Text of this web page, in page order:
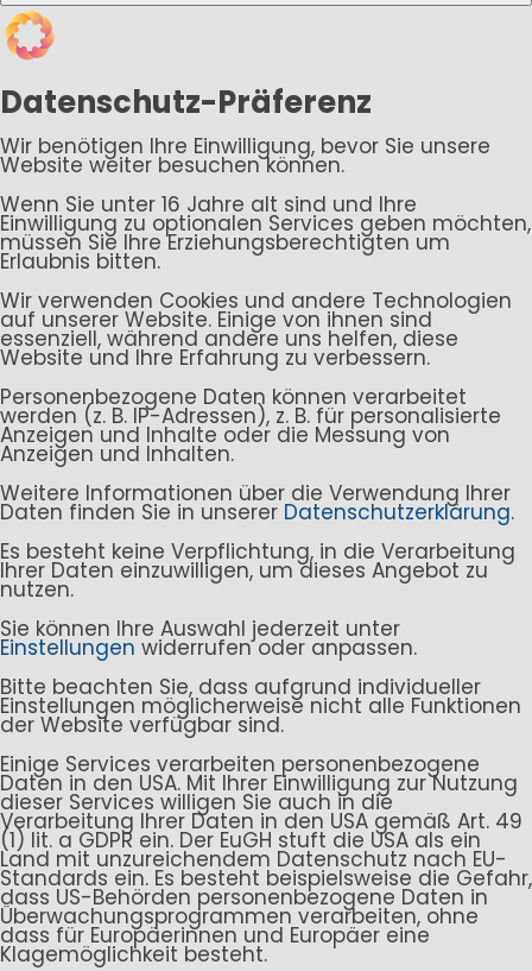
Datenschutz-Präferenz
Wir benötigen Ihre Einwilligung, bevor Sie unsere
Website weiter besuchen können.
Wenn Sie unter 16 Jahre alt sind und Ihre
Einwilligung zu optionalen Services geben möchten,
müssen Sie Ihre Erziehungsberechtigten um
Erlaubnis bitten.
Wir verwenden Cookies und andere Technologien
auf unserer Website. Einige von ihnen sind
essenziell, während andere uns helfen, diese
Website und Ihre Erfahrung zu verbessern.
Personenbezogene Daten können verarbeitet
werden (z. B. IP-Adressen), z. B. für personalisierte
Anzeigen und Inhalte oder die Messung von
Anzeigen und Inhalten.
Weitere Informationen über die Verwendung Ihrer
Daten finden Sie in unserer Datenschutzerklärung.
Es besteht keine Verpflichtung, in die Verarbeitung
Ihrer Daten einzuwilligen, um dieses Angebot zu
nutzen.
Sie können Ihre Auswahl jederzeit unter
Einstellungen widerrufen oder anpassen.
Bitte beachten Sie, dass aufgrund individueller
Einstellungen möglicherweise nicht alle Funktionen
der Website verfügbar sind.
Einige Services verarbeiten personenbezogene
Daten in den USA. Mit Ihrer Einwilligung zur Nutzung
dieser Services willigen Sie auch in die
Verarbeitung Ihrer Daten in den USA gemäß Art. 49
(1) lit. a GDPR ein. Der EuGH stuft die USA als ein
Land mit unzureichendem Datenschutz nach EU-
Standards ein. Es besteht beispielsweise die Gefahr,
dass US-Behörden personenbezogene Daten in
Überwachungsprogrammen verarbeiten, ohne
dass für Europäerinnen und Europäer eine
Klagemöglichkeit besteht.